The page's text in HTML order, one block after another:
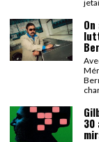
carte noire
On a parlé
Bernardino
moise et
On a parlé
Bernardino
30